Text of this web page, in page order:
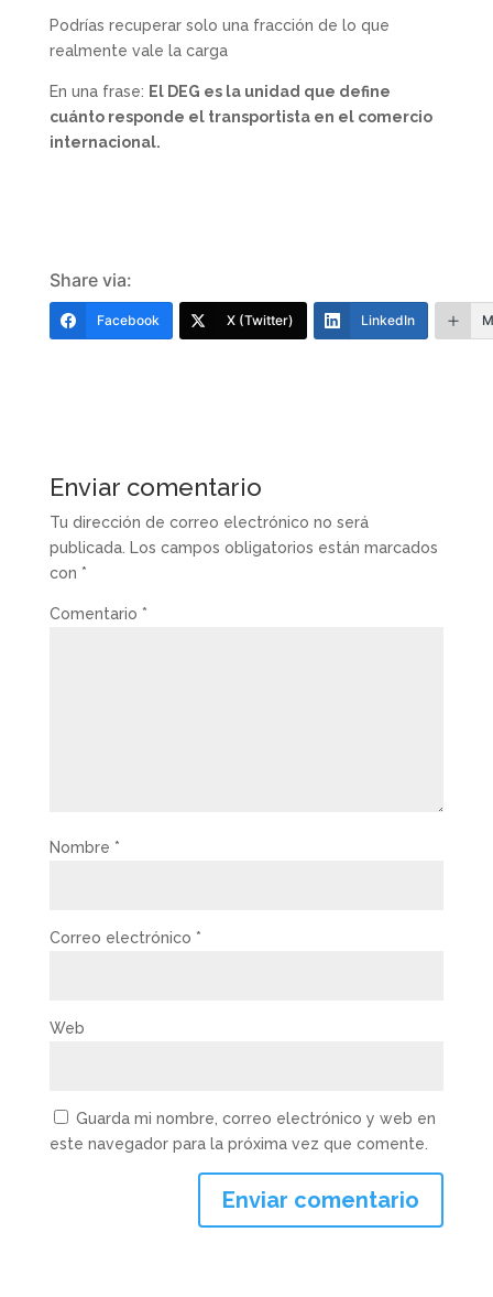
Podrías recuperar solo una fracción de lo que
realmente vale la carga
En una frase: El DEG es la unidad que define
cuánto responde el transportista en el comercio
internacional.
Share via:
Facebook X (Twitter) LinkedIn
Enviar comentario
Tu dirección de correo electrónico no será
publicada. Los campos obligatorios están marcados
con *
Comentario *
Nombre *
Correo electrónico *
Web
Guarda mi nombre, correo electrónico y web en
este navegador para la próxima vez que comente.